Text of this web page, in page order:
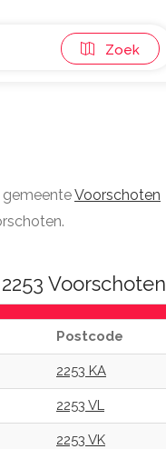
Zoek
gemeenteVoorschoten
Voorschoten
Postcode
2253 KA
2253 VL
2253 VK